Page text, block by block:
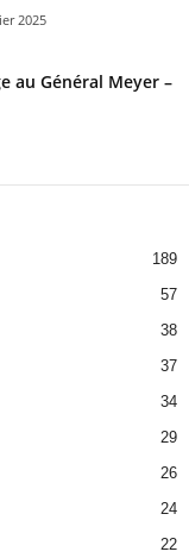
2025
au Général Meyer –
189
57
38
37
34
29
26
24
22